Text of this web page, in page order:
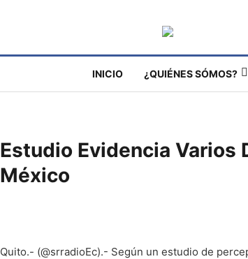
INICIO ¿QUIÉNES SÓMOS?
Estudio Evidencia Varios
México
Quito.- (@srradioEc).- Según un estudio de